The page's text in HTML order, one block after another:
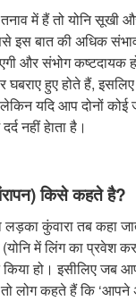
में हैं तो योनि सूखी
इस बात की अधिक
और संभोग कष्टदायक
हुए होते हैं,
यदि आप दोनों कोई
नहीं हेाता है।
किसे कहते है?
कुंवारा तब कहा
में लिंग का प्रवेश
हो। इसीलिए जब
लोग कहते हैं कि ‘आपने